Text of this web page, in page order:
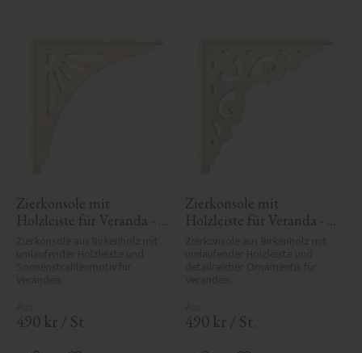
Zierkonsole mit
Holzleiste für Veranda -
490 kr / St.
Zierkonsole mit
Holzleiste für Veranda -
490 kr / St.